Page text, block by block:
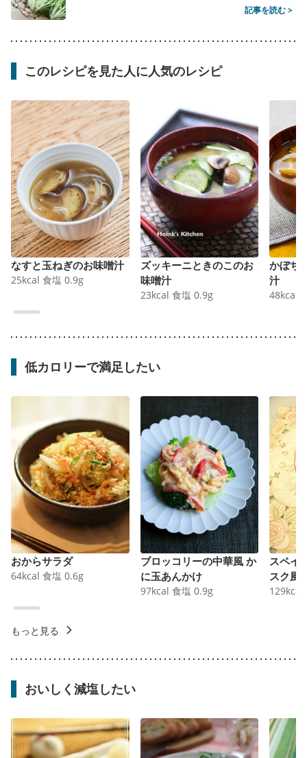
記事を読む >
このレシピを見た人に人気のレシピ
なすと玉ねぎのお味噌汁
25kcal 食塩 0.9g
ズッキーニときのこのお
味噌汁
23kcal 食塩 0.9g
かぼち
汁
48kcal
低カロリーで満足したい
おからサラダ
64kcal 食塩 0.6g
ブロッコリーの中華風 か
に玉あんかけ
97kcal 食塩 0.9g
スペイ
スク風
129kcal
もっと見る
おいしく減塩したい